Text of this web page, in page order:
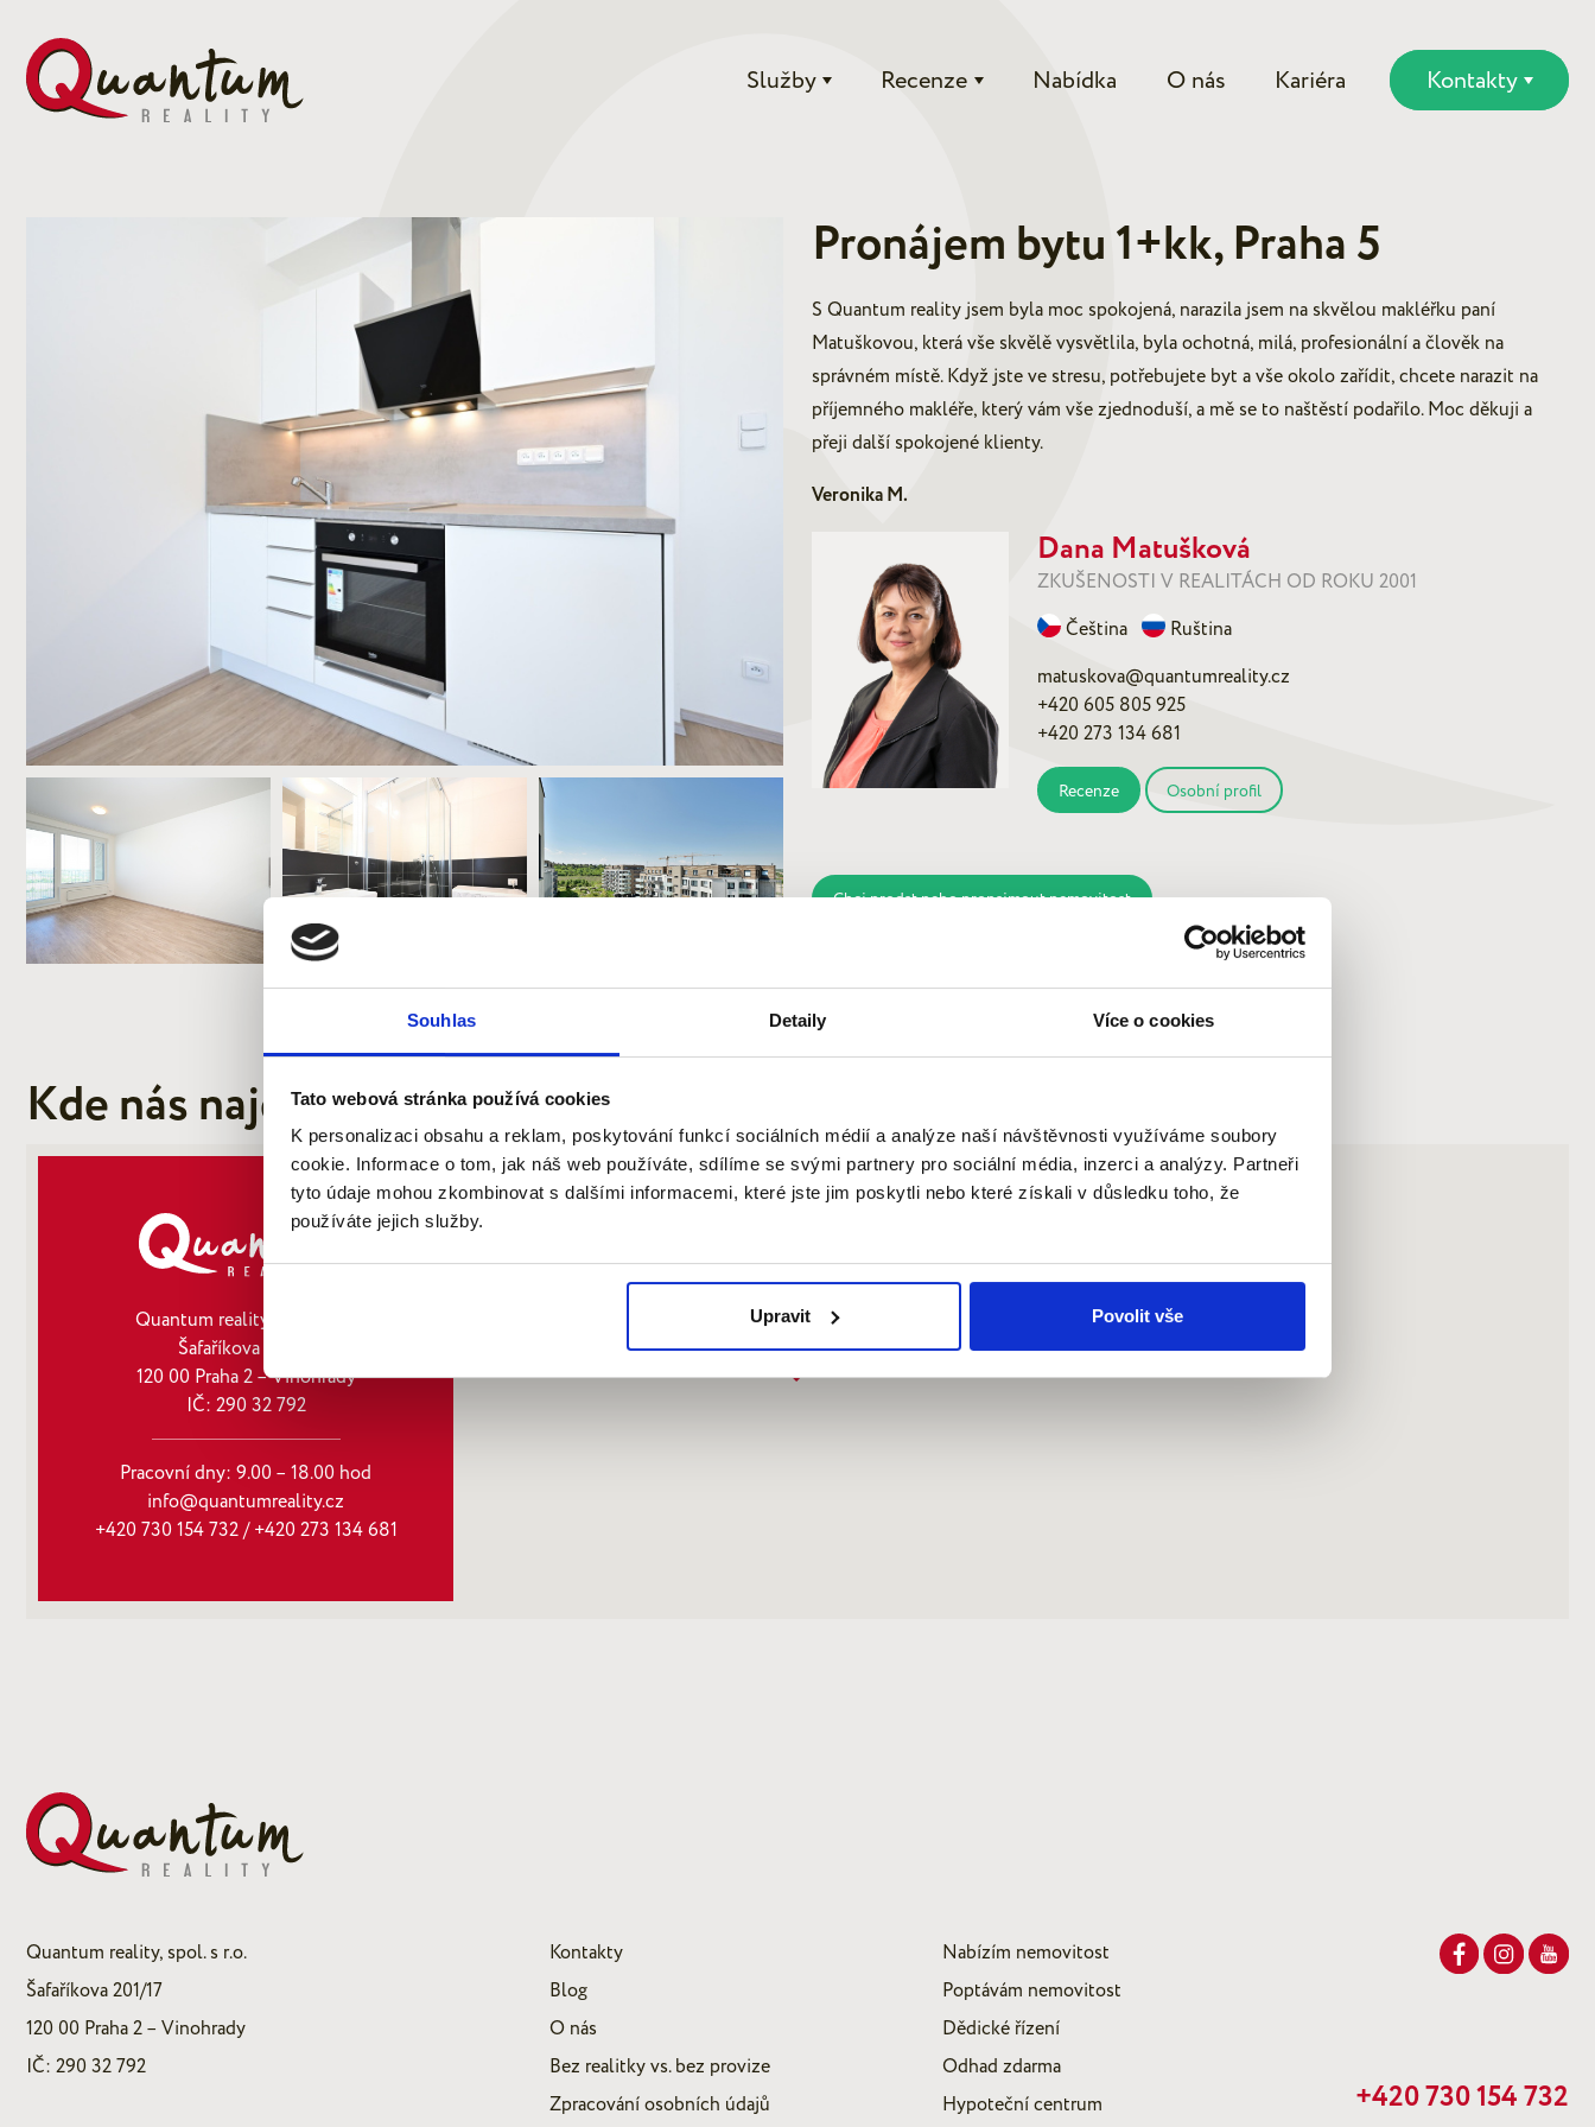
Souhlas Detaily Více o cookies
Tato webová stránka používá cookies
K personalizaci obsahu a reklam, poskytování funkcí sociálních médií a analýze naší návštěvnosti využíváme soubory
cookie. Informace o tom, jak náš web používáte, sdílíme se svými partnery pro sociální média, inzerci a analýzy. Partneři
tyto údaje mohou zkombinovat s dalšími informacemi, které jste jim poskytli nebo které získali v důsledku toho, že
používáte jejich služby.
Upravit Povolit vše
Služby Recenze Nabídka O nás Kariéra Kontakty
Pronájem bytu 1+kk, Praha 5
S Quantum reality jsem byla moc spokojená, narazila jsem na skvělou makléřku paní
Matuškovou, která vše skvělě vysvětlila, byla ochotná, milá, profesionální a člověk na
správném místě. Když jste ve stresu, potřebujete byt a vše okolo zařídit, chcete narazit na
příjemného makléře, který vám vše zjednoduší, a mě se to naštěstí podařilo. Moc děkuji a
přeji další spokojené klienty.
Veronika M.
Dana Matušková
ZKUŠENOSTI V REALITÁCH OD ROKU 2001
Čeština
Ruština
matuskova@quantumreality.cz
+420 605 805 925
+420 273 134 681
Recenze Osobní profil
Chci prodat nebo pronajmout nemovitost
Kde nás najdete
Quantum reality, spol. s r.o.
Šafaříkova 201/17
120 00 Praha 2 – Vinohrady
IČ: 290‍ 32‍ 792
Pracovní dny: 9.00 – 18.00 hod
info@quantumreality.cz
+420 730 154 732/+420 273 134 681
Quantum reality, spol. s r.o.
Šafaříkova 201/17
120 00 Praha 2 – Vinohrady
IČ: 290 32 792
Kontakty
Blog
O nás
Bez realitky vs. bez provize
Zpracování osobních údajů
Nabízím nemovitost
Poptávám nemovitost
Dědické řízení
Odhad zdarma
Hypoteční centrum
+420 730 154 732